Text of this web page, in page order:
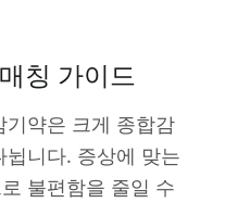
칭 가이드
약은 크게 종합감
니다. 증상에 맞는
불편함을 줄일 수